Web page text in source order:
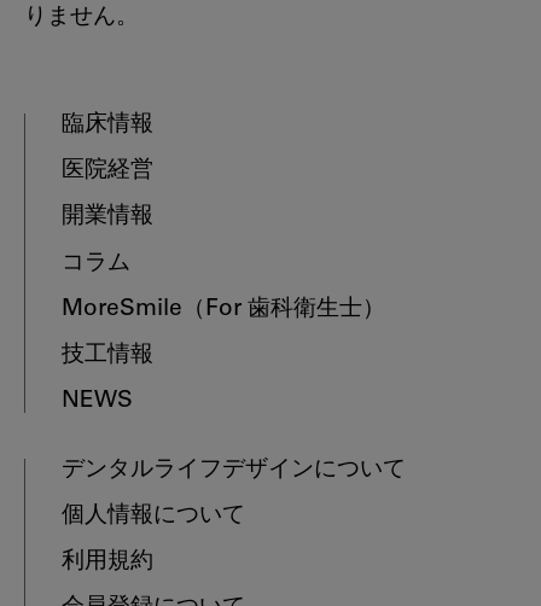
りません。
臨床情報
医院経営
開業情報
コラム
MoreSmile （For 歯科衛生士）
技工情報
NEWS
デンタルライフデザインについて
個人情報について
利用規約